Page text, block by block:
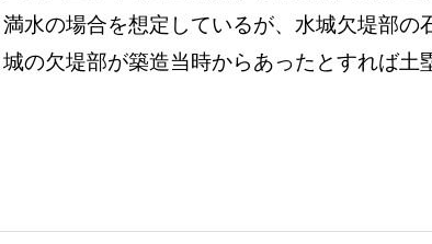
満水の場合を想定しているが、水城欠堤部
城の欠堤部が築造当時からあったとすれば土